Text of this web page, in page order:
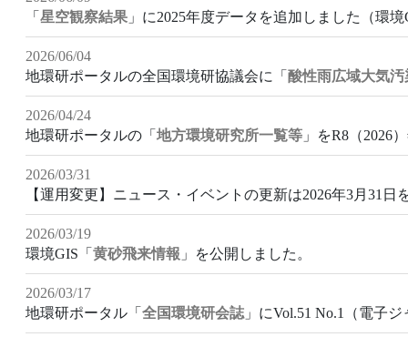
「 星空観察結果 」に2025年度データを追加しました（環
2026/06/04
地環研ポータルの全国環境研協議会に「 酸性雨広域大気
2026/04/24
地環研ポータルの「 地方環境研究所一覧等 」をR8（2026
2026/03/31
【運用変更】ニュース・イベントの更新は2026年3月31日
2026/03/19
環境GIS「 黄砂飛来情報 」を公開しました。
2026/03/17
地環研ポータル「 全国環境研会誌 」にVol.51 No.1（電子